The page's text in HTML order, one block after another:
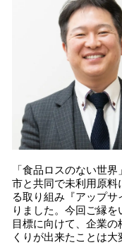
「食品ロスのない世
市と共同で未利用原料
る取り組み『アップ
りました。今回ご縁
目標に向けて、企業
くりが出来たことは大